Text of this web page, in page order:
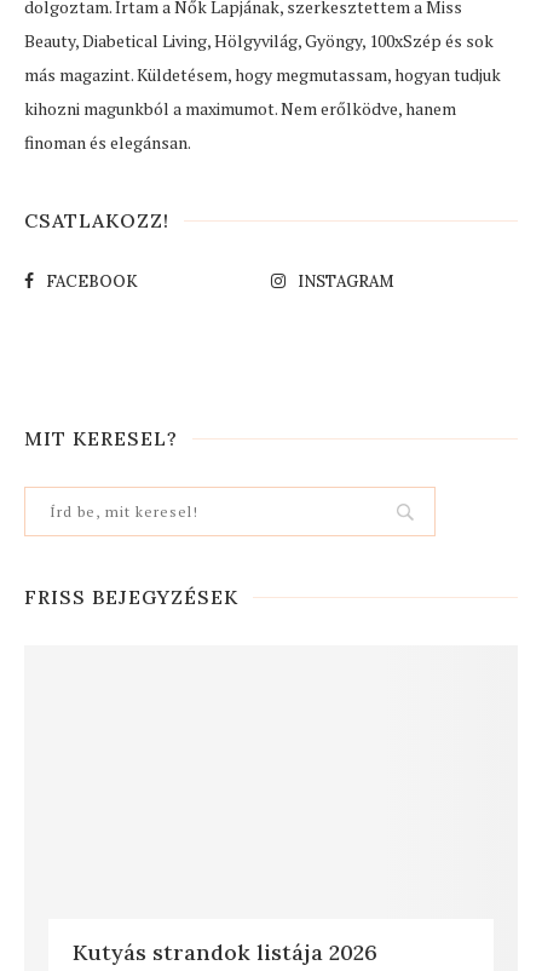
dolgoztam. Írtam a Nők Lapjának, szerkesztettem a Miss
Beauty, Diabetical Living, Hölgyvilág, Gyöngy, 100xSzép és sok
más magazint. Küldetésem, hogy megmutassam, hogyan tudjuk
kihozni magunkból a maximumot. Nem erőlködve, hanem
finoman és elegánsan.
CSATLAKOZZ!
FACEBOOK INSTAGRAM
MIT KERESEL?
FRISS BEJEGYZÉSEK
Kutyás strandok listája 2026